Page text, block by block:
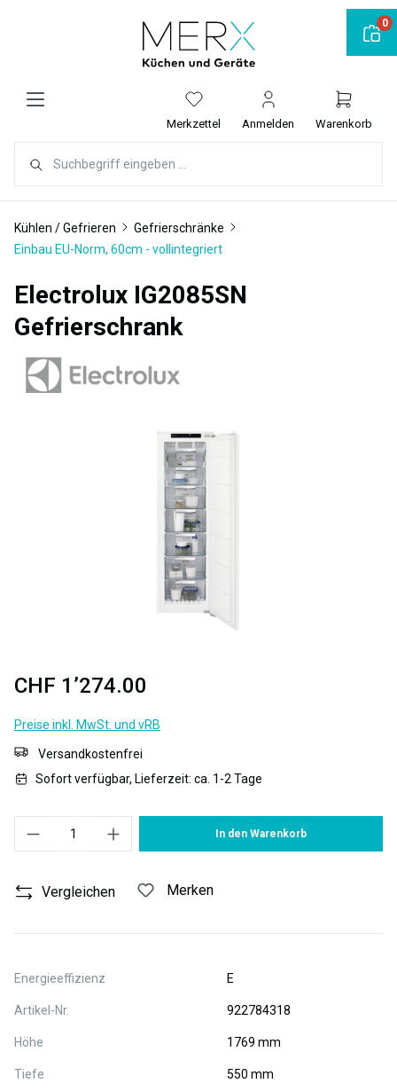
Merkzettel Anmelden Warenkorb
Kühlen / Gefrieren
Gefrierschränke
Einbau EU-Norm, 60cm - vollintegriert
Electrolux IG2085SN
Gefrierschrank
Bildergalerie überspringen
CHF 1’274.00
Preise inkl. MwSt. und vRB
Versandkostenfrei
Sofort verfügbar, Lieferzeit: ca. 1-2 Tage
In den Warenkorb
Vergleichen Merken
Energieeffizienz E
Artikel-Nr. 922784318
Höhe 1769 mm
Tiefe 550 mm
0